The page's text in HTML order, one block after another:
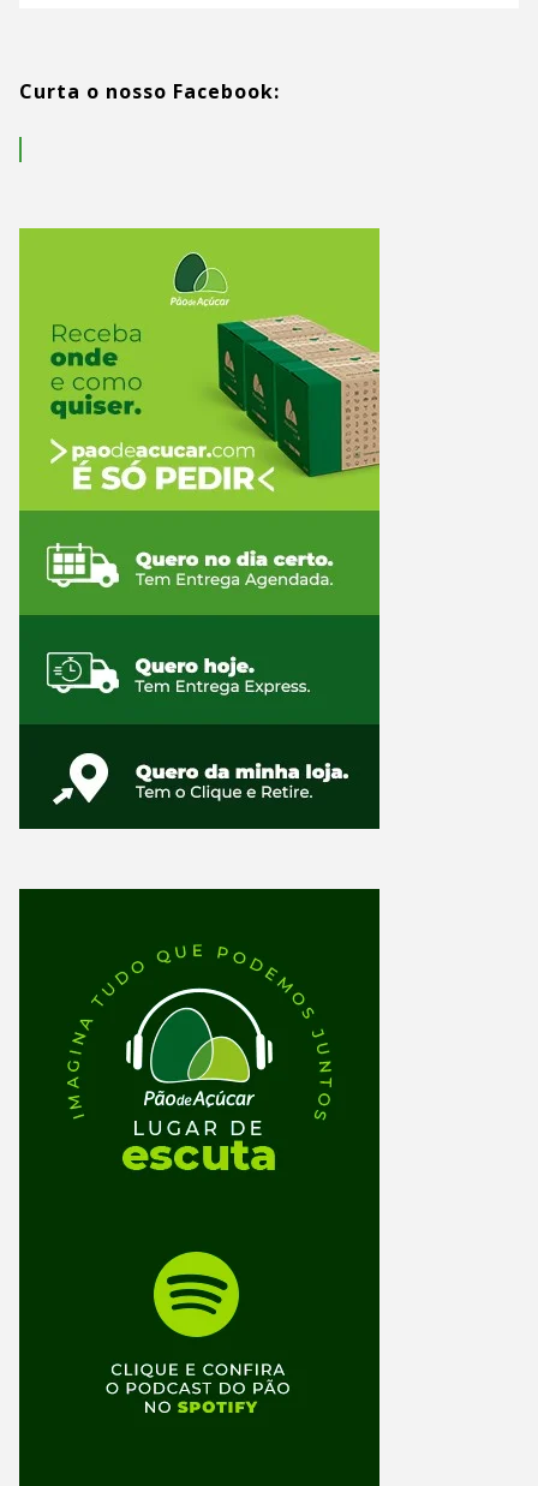
Curta o nosso Facebook: